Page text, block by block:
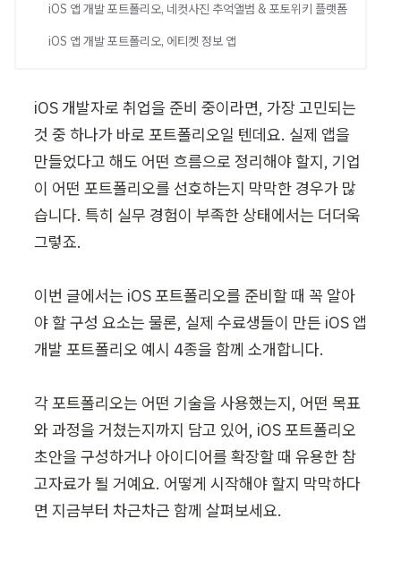
iOS 앱 개발 포트폴리오, 네컷사진 추억앨범 & 포토위키 플랫폼
iOS 앱 개발 포트폴리오, 에티켓 정보 앱
iOS 개발자로 취업을 준비 중이라면, 가장 고민되는
것 중 하나가 바로 포트폴리오일 텐데요. 실제 앱을
만들었다고 해도 어떤 흐름으로 정리해야 할지, 기업
이 어떤 포트폴리오를 선호하는지 막막한 경우가 많
습니다. 특히 실무 경험이 부족한 상태에서는 더더욱
그렇죠.
이번 글에서는 iOS 포트폴리오를 준비할 때 꼭 알아
야 할 구성 요소는 물론, 실제 수료생들이 만든 iOS 앱
개발 포트폴리오 예시 4종을 함께 소개합니다.
각 포트폴리오는 어떤 기술을 사용했는지, 어떤 목표
와 과정을 거쳤는지까지 담고 있어, iOS 포트폴리오
초안을 구성하거나 아이디어를 확장할 때 유용한 참
고자료가 될 거예요. 어떻게 시작해야 할지 막막하다
면 지금부터 차근차근 함께 살펴보세요.